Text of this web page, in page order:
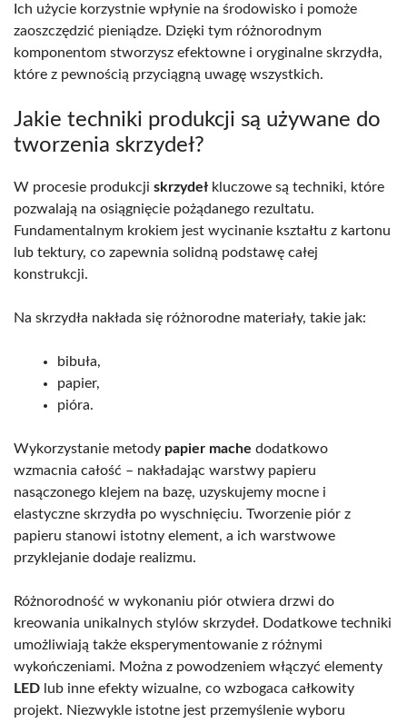
Ich użycie korzystnie wpłynie na środowisko i pomoże
zaoszczędzić pieniądze. Dzięki tym różnorodnym
komponentom stworzysz efektowne i oryginalne skrzydła,
które z pewnością przyciągną uwagę wszystkich.
Jakie techniki produkcji są używane do
tworzenia skrzydeł?
W procesie produkcji skrzydeł kluczowe są techniki, które
pozwalają na osiągnięcie pożądanego rezultatu.
Fundamentalnym krokiem jest wycinanie kształtu z kartonu
lub tektury, co zapewnia solidną podstawę całej
konstrukcji.
Na skrzydła nakłada się różnorodne materiały, takie jak:
bibuła,
papier,
pióra.
Wykorzystanie metody papier mache dodatkowo
wzmacnia całość – nakładając warstwy papieru
nasączonego klejem na bazę, uzyskujemy mocne i
elastyczne skrzydła po wyschnięciu. Tworzenie piór z
papieru stanowi istotny element, a ich warstwowe
przyklejanie dodaje realizmu.
Różnorodność w wykonaniu piór otwiera drzwi do
kreowania unikalnych stylów skrzydeł. Dodatkowe techniki
umożliwiają także eksperymentowanie z różnymi
wykończeniami. Można z powodzeniem włączyć elementy
LED lub inne efekty wizualne, co wzbogaca całkowity
projekt. Niezwykle istotne jest przemyślenie wyboru